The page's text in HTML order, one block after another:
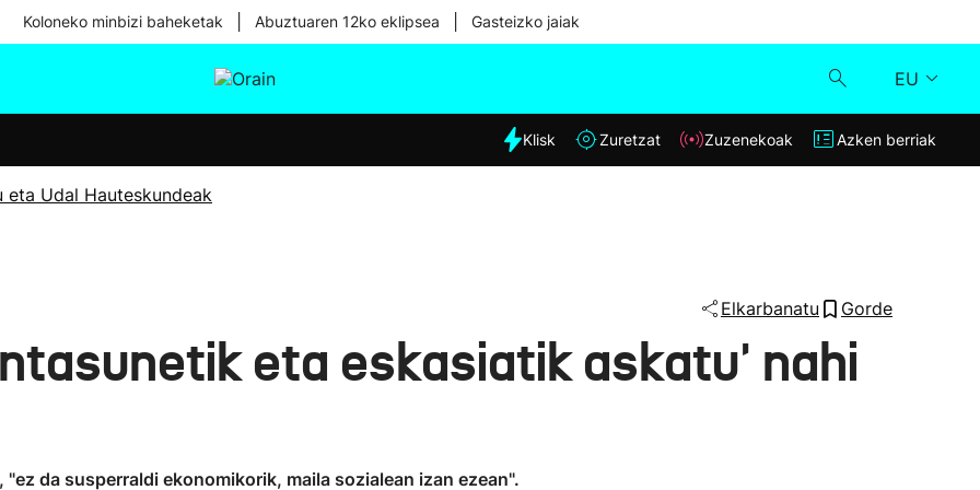
Koloneko minbizi baheketak Abuztuaren 12ko eklipsea Gasteizko jaiak
EU
Eguraldia
Klisk
Azken berriak
Klisk Zuretzat Zuzenekoak Azken berriak
eta Udal Hauteskundeak
Elkarbanatu Gorde
eta eskasiatik askatu' nahi
da susperraldi ekonomikorik, maila sozialean izan ezean".